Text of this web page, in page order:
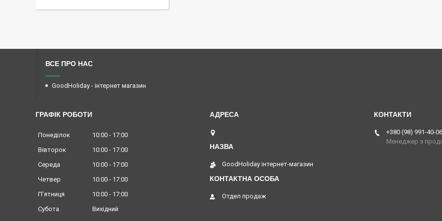
ВСЕ ПРО НАС
GoodHoliday - інтернет магазин
ГРАФІК РОБОТИ
Понеділок 10:00
17:00
Вівторок
10:00
17:00
Середа
10:00
17:00
Четвер
10:00
17:00
Пʼятниця
10:00
17:00
Субота
Вихідний
GoodHoliday інтернет-магазин
Отдел продаж
+380 (98) 991-40-06
Менеджер з